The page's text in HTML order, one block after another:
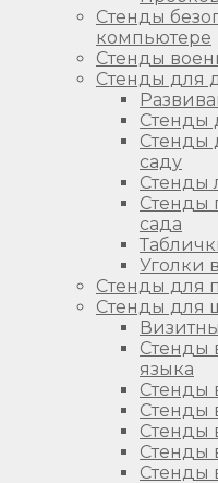
Стенды
компьютере
Стенды
Стенды для
Стенды
Стенды
саду
Стенды
Стенды
сада
Уголки
Стенды для
Стенды для
Стенды
языка
Стенды
Стенды
Стенды
Стенды
Стенды